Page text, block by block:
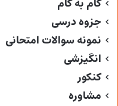
گام به گام
جزوه درسی
نمونه سوالات امتحانی
انگیزشی
کنکور
مشاوره